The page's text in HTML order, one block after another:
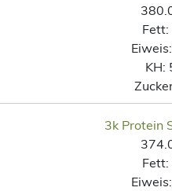
Fett:
Eiweis:
KH:
3k Protein
Fett:
Eiweis: